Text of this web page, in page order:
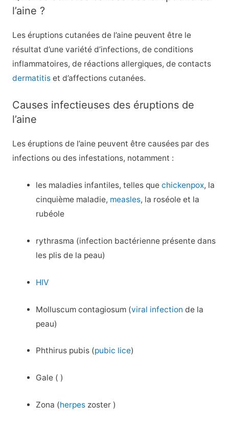
l’aine ?
Les éruptions cutanées de l’aine peuvent être le
résultat d’une variété d’infections, de conditions
inflammatoires, de réactions allergiques, de contacts
dermatitiset d’affections cutanées.
Causes infectieuses des éruptions de
l’aine
Les éruptions de l’aine peuvent être causées par des
infections ou des infestations, notamment :
les maladies infantiles, telles quechickenpox, la
cinquième maladie, measles, la roséole et la
rubéole
rythrasma (infection bactérienne présente dans
les plis de la peau)
HIV
Molluscum contagiosum (viral infection de la
peau)
Phthirus pubis (pubic lice)
Gale ( )
Zona (herpes zoster )